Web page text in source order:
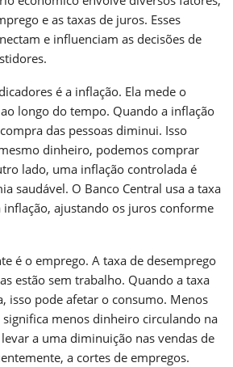
e as taxas de juros. Esses
e influenciam as decisões de
é a inflação. Ela mede o
longo do tempo. Quando a inflação
das pessoas diminui. Isso
dinheiro, podemos comprar
lado, uma inflação controlada é
saudável. O Banco Central usa a taxa
inflação, ajustando os juros conforme
é o emprego. A taxa de desemprego
estão sem trabalho. Quando a taxa
isso pode afetar o consumo. Menos
significa menos dinheiro circulando na
a uma diminuição nas vendas de
a cortes de empregos.